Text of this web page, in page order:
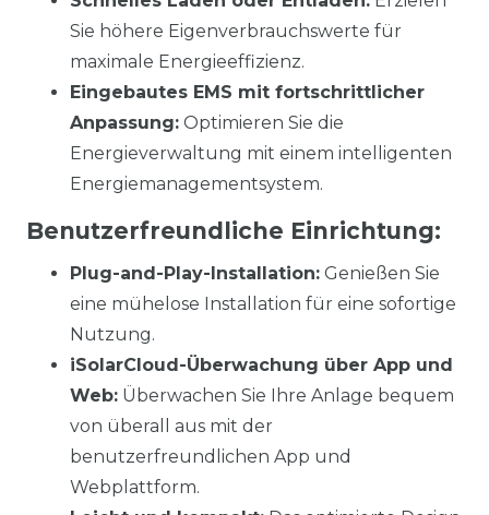
Sie höhere Eigenverbrauchswerte für
maximale Energieeffizienz.
Eingebautes EMS mit fortschrittlicher
Anpassung: Optimieren Sie die
Energieverwaltung mit einem intelligenten
Energiemanagementsystem.
Benutzerfreundliche Einrichtung:
Plug-and-Play-Installation: Genießen Sie
eine mühelose Installation für eine sofortige
Nutzung.
iSolarCloud-Überwachung über App und
Web: Überwachen Sie Ihre Anlage bequem
von überall aus mit der
benutzerfreundlichen App und
Webplattform.